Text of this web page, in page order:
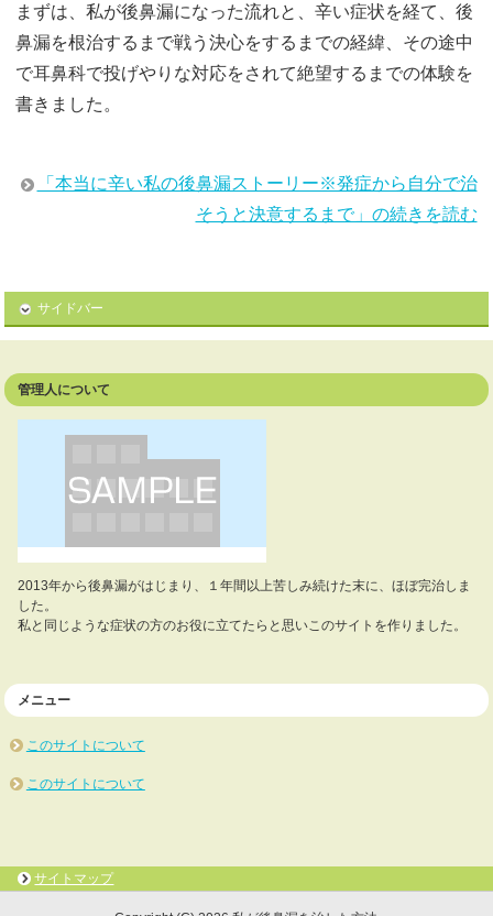
まずは、私が後鼻漏になった流れと、辛い症状を経て、後
鼻漏を根治するまで戦う決心をするまでの経緯、その途中
で耳鼻科で投げやりな対応をされて絶望するまでの体験を
書きました。
「本当に辛い私の後鼻漏ストーリー※発症から自分で治
そうと決意するまで」の続きを読む
サイドバー
管理人について
2013年から後鼻漏がはじまり、１年間以上苦しみ続けた末に、ほぼ完治しま
した。
私と同じような症状の方のお役に立てたらと思いこのサイトを作りました。
メニュー
このサイトについて
このサイトについて
サイトマップ